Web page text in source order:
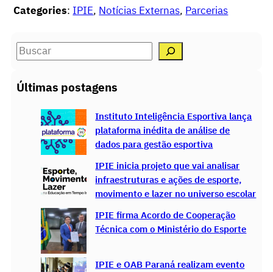
Categories: IPIE, Notícias Externas, Parcerias
S
e
a
Últimas postagens
Instituto Inteligência Esportiva lança
plataforma inédita de análise de
dados para gestão esportiva
IPIE inicia projeto que vai analisar
infraestruturas e ações de esporte,
movimento e lazer no universo escolar
IPIE firma Acordo de Cooperação
Técnica com o Ministério do Esporte
IPIE e OAB Paraná realizam evento